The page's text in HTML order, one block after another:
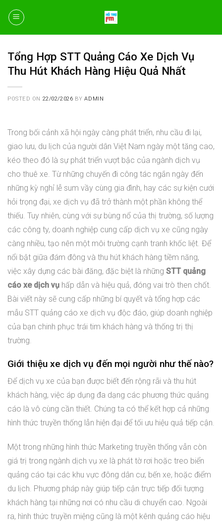
content
Tổng Hợp STT Quảng Cáo Xe Dịch Vụ
Thu Hút Khách Hàng Hiệu Quả Nhất
POSTED ON 22/02/2026 BYADMIN
Trong bối cảnh xã hội ngày càng phát triển, nhu cầu đi lại,
giao lưu, du lịch của người dân Việt Nam ngày một tăng cao,
kéo theo đó là sự phát triển vượt bậc của ngành dịch vụ
cho thuê xe. Từ những chuyến đi công tác ngắn ngày đến
những kỳ nghỉ lễ sum vầy cùng gia đình, hay các sự kiện cưới
hỏi trọng đại, xe dịch vụ đã trở thành một phần không thể
thiếu. Tuy nhiên, cùng với sự bùng nổ của thị trường, số lượng
các công ty, doanh nghiệp cung cấp dịch vụ xe cũng ngày
càng nhiều, tạo nên một môi trường cạnh tranh khốc liệt. Để
nổi bật giữa đám đông và thu hút khách hàng tiềm năng,
việc xây dựng các bài đăng, đặc biệt là những STT quảng
cáo xe dịch vụ hấp dẫn và hiệu quả, đóng vai trò then chốt.
Bài viết này sẽ cung cấp những bí quyết và tổng hợp các
mẫu STT quảng cáo xe dịch vụ độc đáo, giúp doanh nghiệp
của bạn chinh phục trái tim khách hàng và thống trị thị
trường.
Giới thiệu xe dịch vụ đến mọi người như thế nào?
Để dịch vụ xe của bạn được biết đến rộng rãi và thu hút
khách hàng, việc áp dụng đa dạng các phương thức quảng
cáo là vô cùng cần thiết. Chúng ta có thể kết hợp cả những
hình thức truyền thống lẫn hiện đại để tối ưu hiệu quả tiếp cận.
Một trong những hình thức Marketing truyền thống vẫn còn
giá trị trong ngành dịch vụ xe là phát tờ rơi hoặc treo biển
quảng cáo tại các khu vực đông dân cư, bến xe, hoặc điểm
du lịch. Phương pháp này giúp tiếp cận trực tiếp đối tượng
khách hàng tại những nơi có nhu cầu di chuyển cao. Ngoài
ra, hình thức truyền miệng cũng là một kênh quảng cáo hiệu